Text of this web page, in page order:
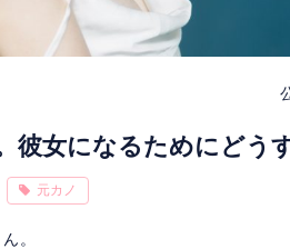
彼女になるためにどう
元カノ
。